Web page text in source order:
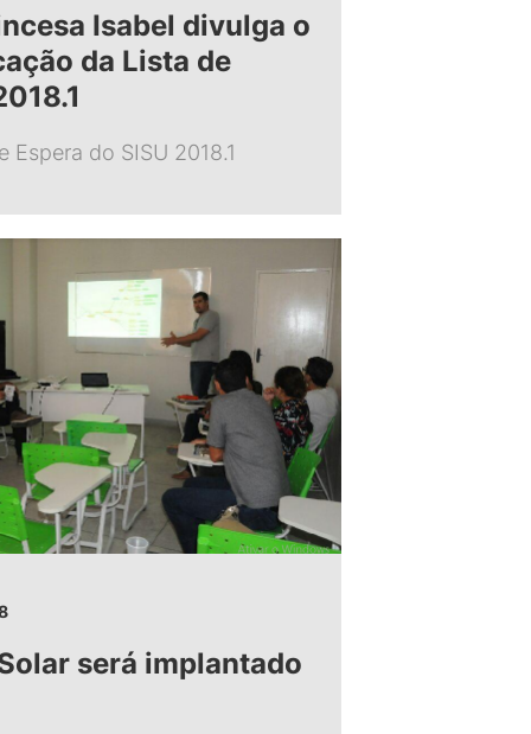
Isabel divulga o
da Lista de
do SISU 2018.1
será implantado